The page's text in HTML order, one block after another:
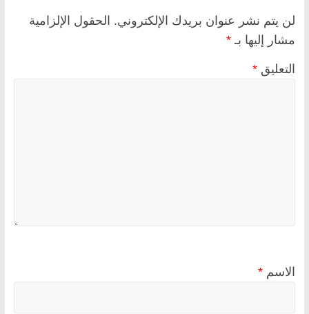
لن يتم نشر عنوان بريدك الإلكتروني. الحقول الإلزامية
مشار إليها بـ *
التعليق *
الاسم *